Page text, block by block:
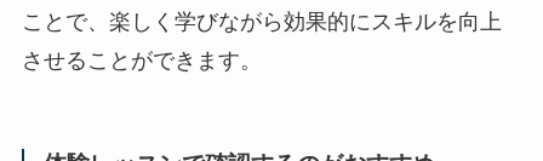
ことで、楽しく学びながら効果的にスキルを向上
させることができます。